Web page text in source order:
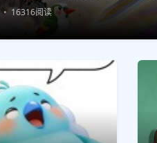
16316阅读